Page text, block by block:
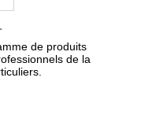
de produits
de la